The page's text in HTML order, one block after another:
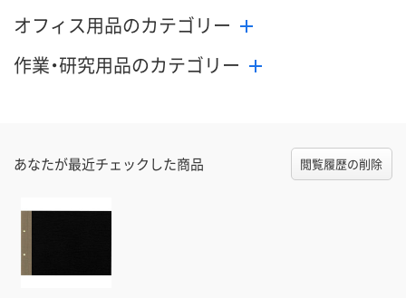
オフィス用品のカテゴリー
作業・研究用品のカテゴリー
あなたが最近チェックした商品 閲覧履歴の削除